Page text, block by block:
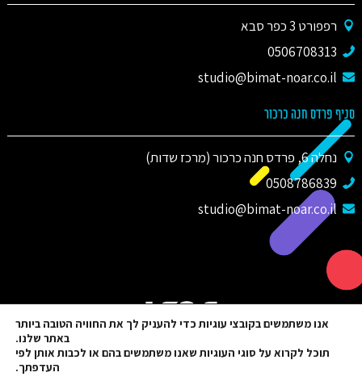
רפפורט 3 כפר סבא
0506708313
studio@bimat-noar.co.il
סניף פרדס חנה כרכור
נחלה 6, פרדס חנה כרכור (מרכז שדות)
0508786839
studio@bimat-noar.co.il
אנו משתמשים בקובצי עוגיות כדי להעניק לך את החוויה הטובה ביותר
באתר שלנו.
תוכל לקרוא על סוגי העוגיות שאנו משתמשים בהם או לכבות אותן לפי
העדפתך.